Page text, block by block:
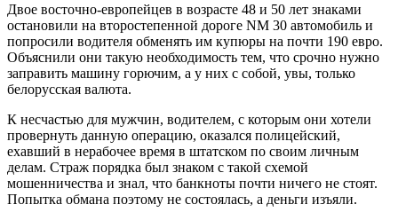
Двое восточно-европейцев в возрасте 48 и 50 лет знаками
остановили на второстепенной дороге NM 30 автомобиль и
попросили водителя обменять им купюры на почти 190 евро.
Объяснили они такую необходимость тем, что срочно нужно
заправить машину горючим, а у них с собой, увы, только
белорусская валюта.
К несчастью для мужчин, водителем, с которым они хотели
провернуть данную операцию, оказался полицейский,
ехавший в нерабочее время в штатском по своим личным
делам. Страж порядка был знаком с такой схемой
мошенничества и знал, что банкноты почти ничего не стоят.
Попытка обмана поэтому не состоялась, а деньги изъяли.